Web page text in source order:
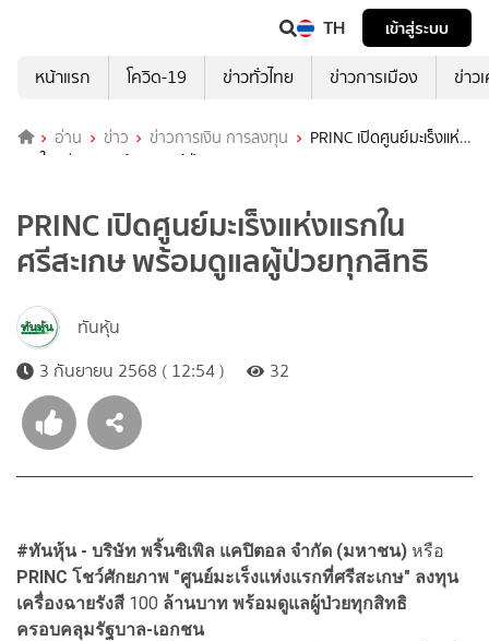
TH
เข้าสู่ระบบ
หน้าแรก
โควิด-19 ข่าวทั่วไทย ข่าวการเมือง ข่าว
อ่าน ข่าว ข่าวการเงิน การลงทุน
PRINC เปิดศูนย์มะเร็งแห่ง
แรกในศรีสะเกษ พร้อมดูแลผู้ป่วยทุกสิทธิ
PRINC เปิดศูนย์มะเร็งแห่งแรกใน
ศรีสะเกษ พร้อมดูแลผู้ป่วยทุกสิทธิ
ทันหุ้น
3 กันยายน 2568 ( 12:54 )
32
#ทันหุ้น - บริษัท พริ้นซิเพิล แคปิตอล จำกัด (มหาชน) หรือ
PRINC โชว์ศักยภาพ "ศูนย์มะเร็งแห่งแรกที่ศรีสะเกษ" ลงทุน
เครื่องฉายรังสี 100 ล้านบาท พร้อมดูแลผู้ป่วยทุกสิทธิ
ครอบคลุมรัฐบาล-เอกชน